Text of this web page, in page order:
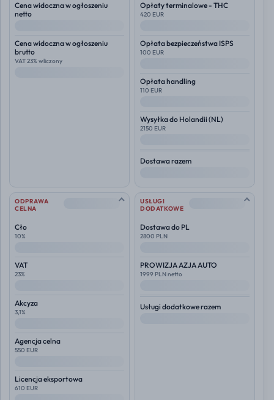
Cena widoczna w ogłoszeniu
netto
Cena widoczna w ogłoszeniu
brutto
VAT 23% wliczony
Opłaty terminalowe - THC
420 EUR
Opłata bezpieczeństwa ISPS
100 EUR
Opłata handling
110 EUR
Wysyłka do Holandii (NL)
2150 EUR
Dostawa razem
ODPRAWA
CELNA
--
Cło
10%
VAT
23%
Akcyza
3,1%
Agencja celna
550 EUR
Licencja eksportowa
610 EUR
USŁUGI
DODATKOWE
--
Dostawa do PL
2800 PLN
PROWIZJA AZJA AUTO
1999 PLN netto
Usługi dodatkowe razem